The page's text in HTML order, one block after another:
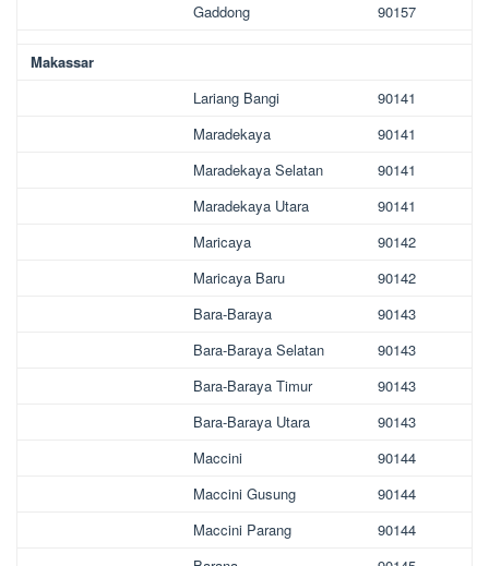
Gaddong
90157
Makassar
Lariang Bangi
90141
Maradekaya
90141
Maradekaya Selatan
90141
Maradekaya Utara
90141
Maricaya
90142
Maricaya Baru
90142
Bara-Baraya
90143
Bara-Baraya Selatan
90143
Bara-Baraya Timur
90143
Bara-Baraya Utara
90143
Maccini
90144
Maccini Gusung
90144
Maccini Parang
90144